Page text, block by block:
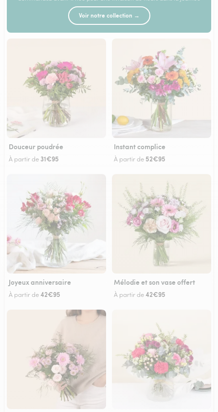
Voir notre collection →
Douceur poudrée
À partir de 31€95
Instant complice
À partir de 52€95
Joyeux anniversaire
À partir de42€95
Mélodie et son vase offert
À partir de42€95